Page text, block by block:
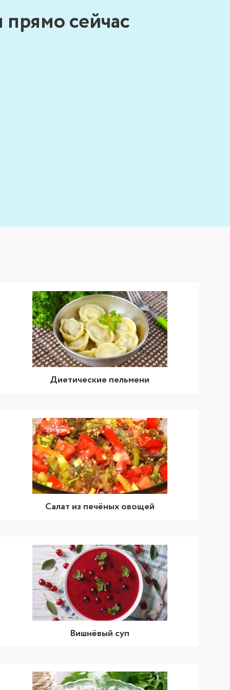
сейчас
Диетические пельмени
Салат из печёных овощей
Вишнёвый суп